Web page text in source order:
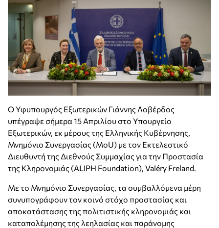
O Yφυπουργός Εξωτερικών Γιάννης Λοβέρδος
υπέγραψε σήμερα 15 Απριλίου στο Υπουργείο
Εξωτερικών, εκ μέρους της Ελληνικής Κυβέρνησης,
Μνημόνιο Συνεργασίας (MoU) με τον Εκτελεστικό
Διευθυντή της Διεθνούς Συμμαχίας για την Προστασία
της Κληρονομιάς (ALIPH Foundation), Valéry Freland.
Με το Μνημόνιο Συνεργασίας, τα συμβαλλόμενα μέρη
συνυπογράφουν τον κοινό στόχο προστασίας και
αποκατάστασης της πολιτιστικής κληρονομιάς και
καταπολέμησης της λεηλασίας και παράνομης